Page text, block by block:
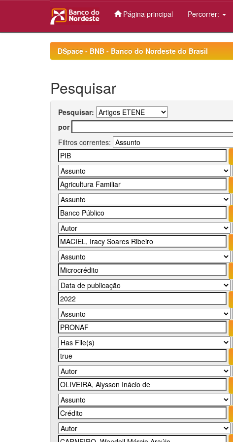
Página principal Percorrer:
DSpace - BNB - Banco do Nordeste do Brasil
Pesquisar
Pesquisar:
por
Filtros correntes: